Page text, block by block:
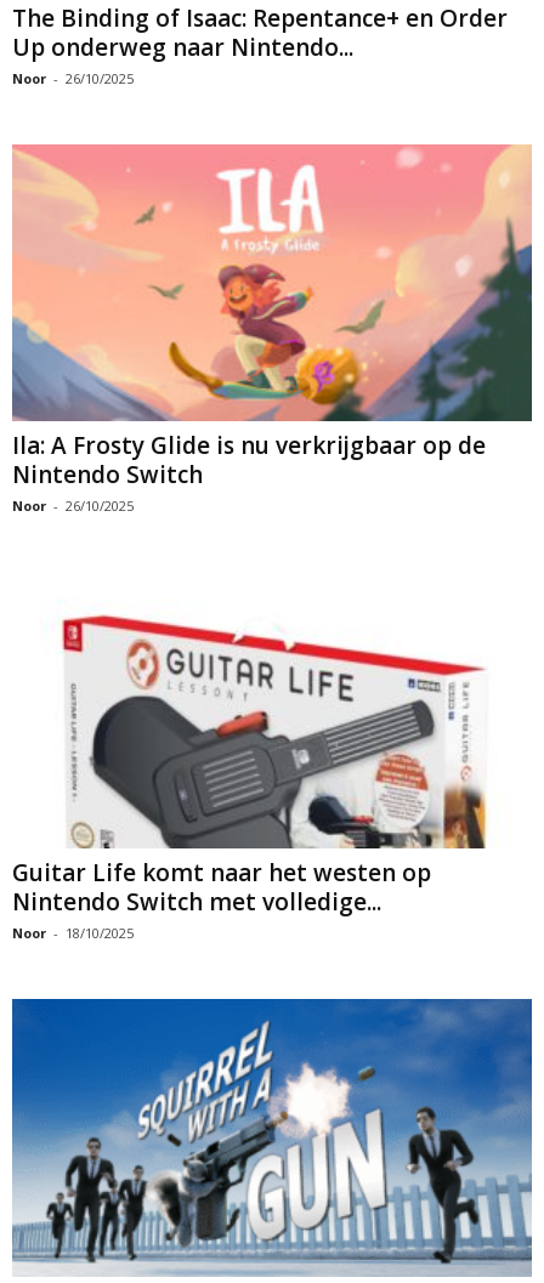
The Binding of Isaac: Repentance+ en Order
Up onderweg naar Nintendo...
Noor - 26/10/2025
Ila: A Frosty Glide is nu verkrijgbaar op de
Nintendo Switch
Noor - 26/10/2025
Guitar Life komt naar het westen op
Nintendo Switch met volledige...
Noor - 18/10/2025